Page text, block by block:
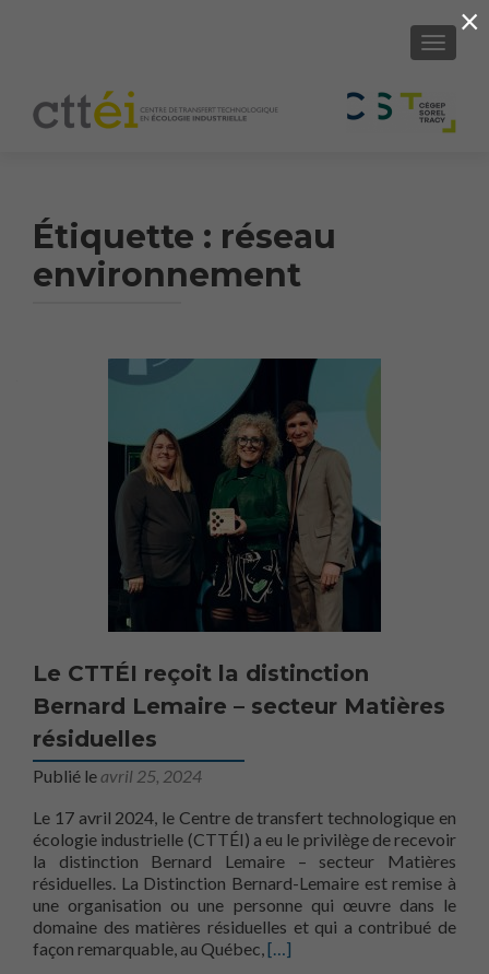
Étiquette : réseau
environnement
Le CTTÉI reçoit la distinction
Bernard Lemaire – secteur Matières
résiduelles
Publié leavril 25, 2024
Le 17 avril 2024, le Centre de transfert technologique en
écologie industrielle (CTTÉI) a eu le privilège de recevoir
la distinction Bernard Lemaire – secteur Matières
résiduelles. La Distinction Bernard-Lemaire est remise à
une organisation ou une personne qui œuvre dans le
domaine des matières résiduelles et qui a contribué de
façon remarquable, au Québec,En savoir plus surLe CTTÉI
[…]
×